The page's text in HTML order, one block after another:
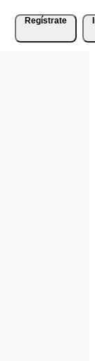
Regístrate